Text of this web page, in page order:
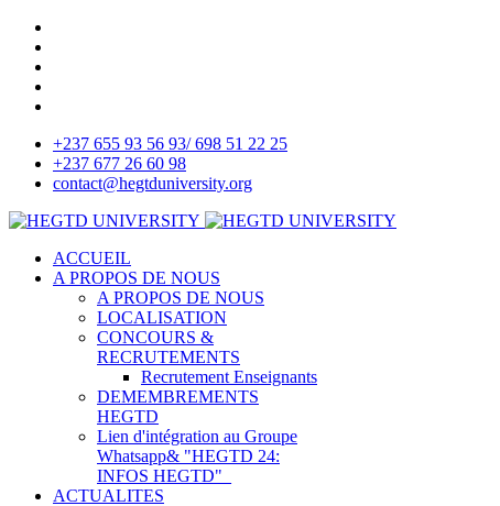
+237 655 93 56 93/ 698 51 22 25
+237 677 26 60 98
contact@hegtduniversity.org
ACCUEIL
A PROPOS DE NOUS
A PROPOS DE NOUS
LOCALISATION
CONCOURS &
RECRUTEMENTS
Recrutement Enseignants
DEMEMBREMENTS
HEGTD
Lien d'intégration au Groupe
Whatsapp& "HEGTD 24:
INFOS HEGTD"_
ACTUALITES